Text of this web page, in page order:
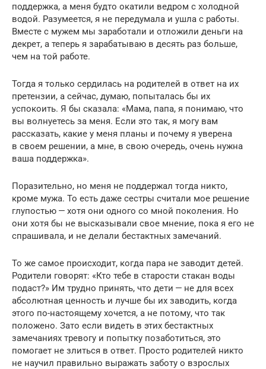
поддержка, а меня будто окатили ведром с холодной
водой. Разумеется, я не передумала и ушла с работы.
Вместе с мужем мы заработали и отложили деньги на
декрет, а теперь я зарабатываю в десять раз больше,
чем на той работе.
Тогда я только сердилась на родителей в ответ на их
претензии, а сейчас, думаю, попыталась бы их
успокоить. Я бы сказала: «Мама, папа, я понимаю, что
вы волнуетесь за меня. Если это так, я могу вам
рассказать, какие у меня планы и почему я уверена
в своем решении, а мне, в свою очередь, очень нужна
ваша поддержка».
Поразительно, но меня не поддержал тогда никто,
кроме мужа. То есть даже сестры считали мое решение
глупостью — хотя они одного со мной поколения. Но
они хотя бы не высказывали свое мнение, пока я его не
спрашивала, и не делали бестактных замечаний.
То же самое происходит, когда пара не заводит детей.
Родители говорят: «Кто тебе в старости стакан воды
подаст?» Им трудно принять, что дети — не для всех
абсолютная ценность и лучше бы их заводить, когда
этого по-настоящему хочется, а не потому, что так
положено. Зато если видеть в этих бестактных
замечаниях тревогу и попытку позаботиться, это
помогает не злиться в ответ. Просто родителей никто
не научил правильно выражать заботу о взрослых